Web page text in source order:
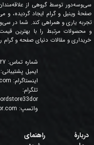
شماره تماس:
ایمیل پشتیبانی:
اینستاگرام:
تلگرام:
واتسپ:
سی‌وسه‌دور توسط گروهی از
صفحۀ وینیل و گرام ایجاد گردیده، و
تجربه یاری و همراهی کند. شما در
و محصولات مرتبط را با بهترین
خریداری و مقالات دنیای صفحه و گرام
دربارۀ
راهنمای